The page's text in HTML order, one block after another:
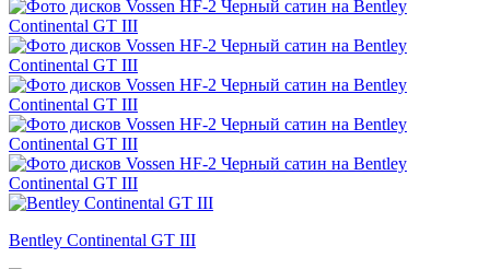
Bentley Continental GT III